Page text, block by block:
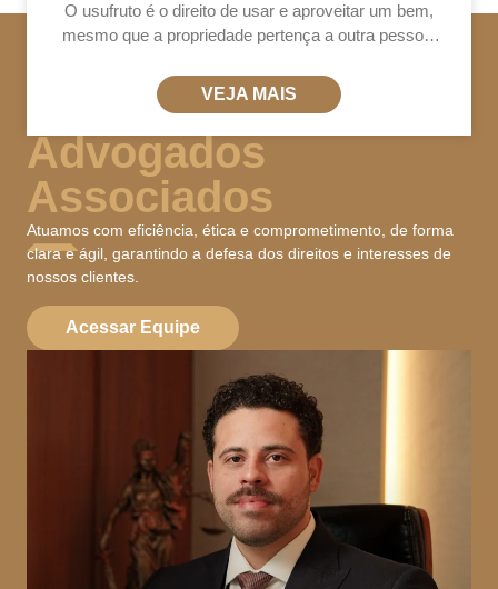
O usufruto é o direito de usar e aproveitar um bem,
mesmo que a propriedade pertença a outra pessoa.
ou ter
VEJA MAIS
Advogados
Associados
Atuamos com eficiência, ética e comprometimento, de forma
clara e ágil, garantindo a defesa dos direitos e interesses de
nossos clientes.
Acessar Equipe